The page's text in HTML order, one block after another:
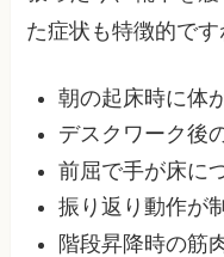
た症状も特徴的です
朝の起床時に体
デスクワーク後
前屈で手が床に
振り返り動作が
階段昇降時の筋